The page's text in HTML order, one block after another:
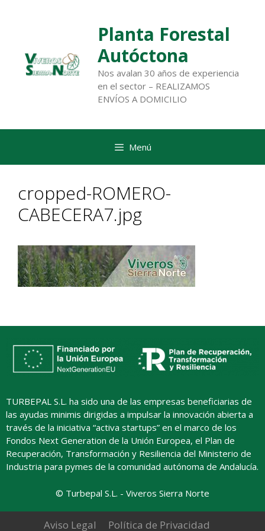
Planta Forestal
Autóctona
Nos avalan 30 años de experiencia
en el sector – REALIZAMOS
ENVÍOS A DOMICILIO
Menú
cropped-ROMERO-
CABECERA7.jpg
TURBEPAL S.L. ha sido una de las empresas beneficiarias de
las ayudas minimis dirigidas a impulsar la innovación abierta a
través de la iniciativa “activa startups” en el marco de los
Fondos Next Generation de la Unión Europea, el Plan de
Recuperación, Transformación y Resiliencia del Ministerio de
Industria para pymes de la comunidad autónoma de Andalucía.
© Turbepal S.L. - Viveros Sierra Norte
Aviso Legal Política de Privacidad